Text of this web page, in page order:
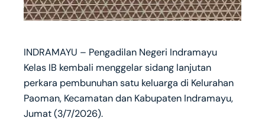
INDRAMAYU – Pengadilan Negeri Indramayu
Kelas IB kembali menggelar sidang lanjutan
perkara pembunuhan satu keluarga di Kelurahan
Paoman, Kecamatan dan Kabupaten Indramayu,
Jumat (3/7/2026).